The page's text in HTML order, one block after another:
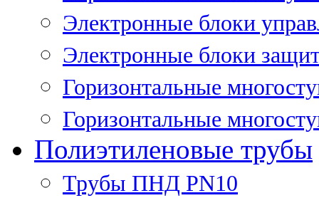
Электронные блоки
Электронные блоки
Горизонтальные
Горизонтальные
Полиэтиленовые трубы
Трубы ПНД PN10